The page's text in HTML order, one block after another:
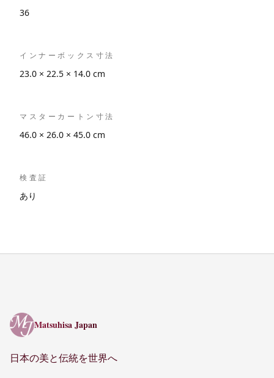
36
インナーボックス寸法
23.0 × 22.5 × 14.0 cm
マスターカートン寸法
46.0 × 26.0 × 45.0 cm
検査証
あり
Matsuhisa Japan
Matsuhisa Japan
日本の美と伝統を世界へ